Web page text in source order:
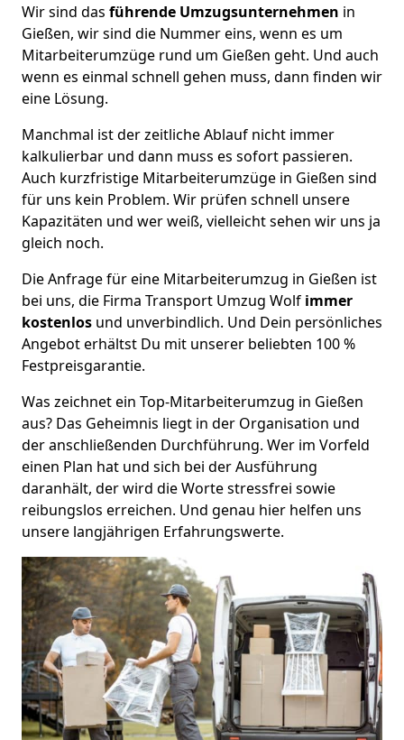
Wir sind das führende Umzugsunternehmen in
Gießen, wir sind die Nummer eins, wenn es um
Mitarbeiterumzüge rund um Gießen geht. Und auch
wenn es einmal schnell gehen muss, dann finden wir
eine Lösung.
Manchmal ist der zeitliche Ablauf nicht immer
kalkulierbar und dann muss es sofort passieren.
Auch kurzfristige Mitarbeiterumzüge in Gießen sind
für uns kein Problem. Wir prüfen schnell unsere
Kapazitäten und wer weiß, vielleicht sehen wir uns ja
gleich noch.
Die Anfrage für eine Mitarbeiterumzug in Gießen ist
bei uns, die Firma Transport Umzug Wolf immer
kostenlos und unverbindlich. Und Dein persönliches
Angebot erhältst Du mit unserer beliebten 100 %
Festpreisgarantie.
Was zeichnet ein Top-Mitarbeiterumzug in Gießen
aus? Das Geheimnis liegt in der Organisation und
der anschließenden Durchführung. Wer im Vorfeld
einen Plan hat und sich bei der Ausführung
daranhält, der wird die Worte stressfrei sowie
reibungslos erreichen. Und genau hier helfen uns
unsere langjährigen Erfahrungswerte.